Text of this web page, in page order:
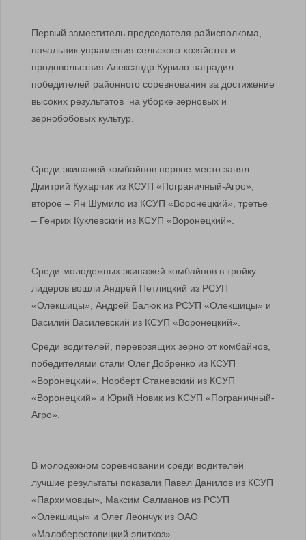
Первый заместитель председателя райисполкома,
начальник управления сельского хозяйства и
продовольствия Александр Курило наградил
победителей районного соревнования за достижение
высоких результатов на уборке зерновых и
зернобобовых культур.
Среди экипажей комбайнов первое место занял
Дмитрий Кухарчик из КСУП «Пограничный-Агро»,
второе – Ян Шумило из КСУП «Воронецкий», третье
– Генрих Куклевский из КСУП «Воронецкий».
Среди молодежных экипажей комбайнов в тройку
лидеров вошли Андрей Петлицкий из РСУП
«Олекшицы», Андрей Балюк из РСУП «Олекшицы» и
Василий Василевский из КСУП «Воронецкий».
Среди водителей, перевозящих зерно от комбайнов,
победителями стали Олег Добренко из КСУП
«Воронецкий», Норберт Станевский из КСУП
«Воронецкий» и Юрий Новик из КСУП «Пограничный-
Агро».
В молодежном соревновании среди водителей
лучшие результаты показали Павел Данилов из КСУП
«Пархимовцы», Максим Салманов из РСУП
«Олекшицы» и Олег Леончук из ОАО
«Малоберестовицкий элитхоз».